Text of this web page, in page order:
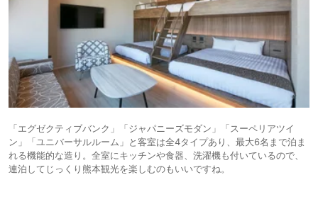
「エグゼクティブバンク」「ジャパニーズモダン」「スーペリアツイ
ン」「ユニバーサルルーム」と客室は全4タイプあり、最大6名まで泊ま
れる機能的な造り。全室にキッチンや食器、洗濯機も付いているので、
連泊してじっくり熊本観光を楽しむのもいいですね。